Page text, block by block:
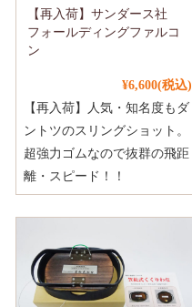
【再入荷】サンダース社
フォールディングファルコ
ン
¥6,600(税込)
【再入荷】人気・知名度もダ
ントツのスリングショット。
超強力ゴムなので抜群の飛距
離・スピード！！